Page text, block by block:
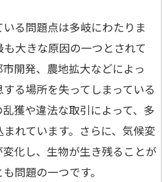
る問題点は多岐にわたりま
大きな原因の一つとされて
開発、農地拡大などによっ
る場所を失ってしまっている
獲や違法な取引によって、多
れています。さらに、気候変
化し、生物が生き残ることが
問題の一つです。